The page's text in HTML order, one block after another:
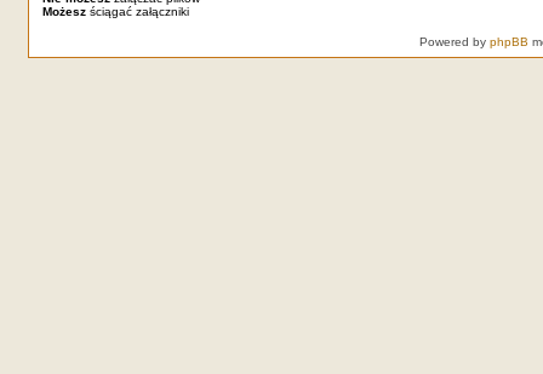
Możeszściągać załączniki
Powered by phpBB